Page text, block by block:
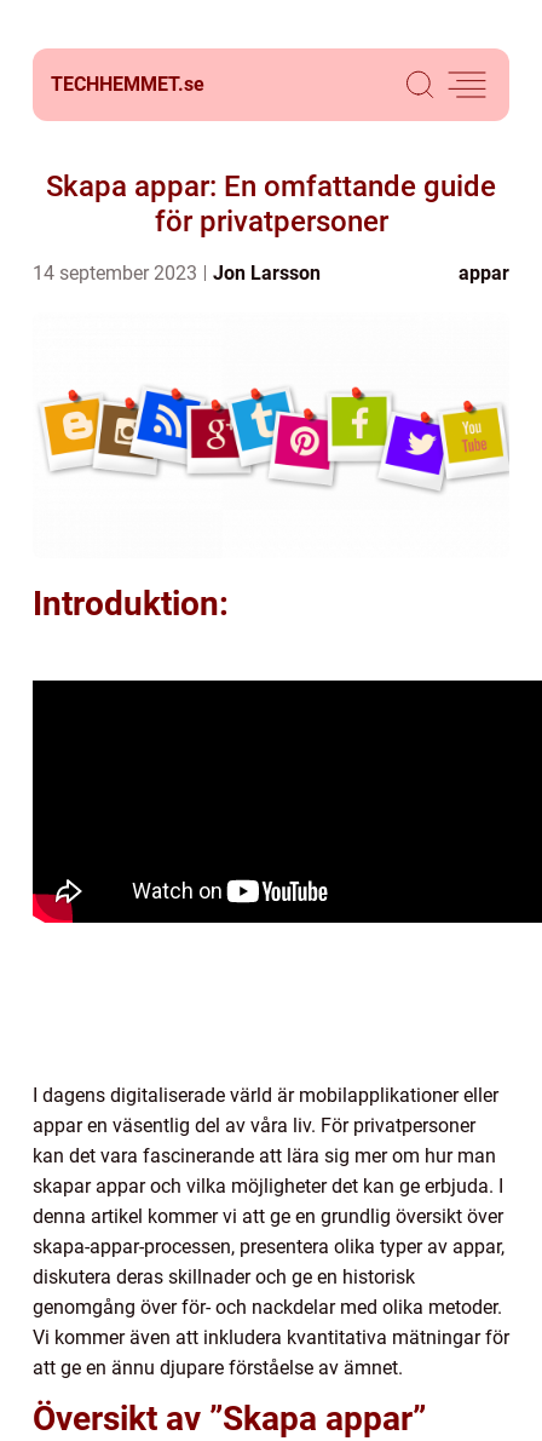
TECHHEMMET.se
Skapa appar: En omfattande guide
för privatpersoner
14 september 2023 Jon Larsson appar
Introduktion:
I dagens digitaliserade värld är mobilapplikationer eller
appar en väsentlig del av våra liv. För privatpersoner
kan det vara fascinerande att lära sig mer om hur man
skapar appar och vilka möjligheter det kan ge erbjuda. I
denna artikel kommer vi att ge en grundlig översikt över
skapa-appar-processen, presentera olika typer av appar,
diskutera deras skillnader och ge en historisk
genomgång över för- och nackdelar med olika metoder.
Vi kommer även att inkludera kvantitativa mätningar för
att ge en ännu djupare förståelse av ämnet.
Översikt av ”Skapa appar”